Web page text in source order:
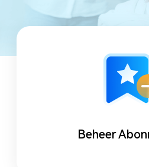
Beheer